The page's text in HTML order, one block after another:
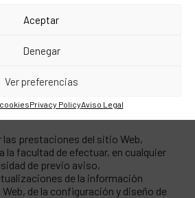
Aceptar
Denegar
Ver preferencias
Privacy PolicyAviso Legal
a la moral y a las buenas
así como tampoco contendrá
Aviso Legal
las prestaciones del sitio Web,
la facultad de efectuar, en cualquier
de previo aviso,
de la información
de la configuración y diseño de